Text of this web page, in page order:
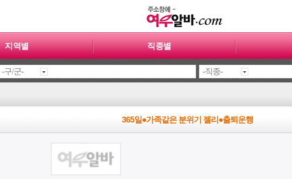
지역별 직종별
365일●가족같은 분위기 젤리●출퇴운행